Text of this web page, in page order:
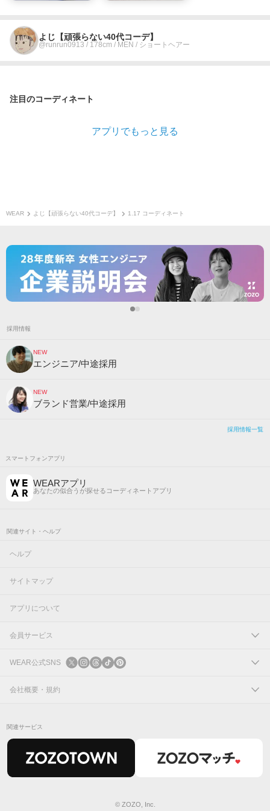
よじ【頑張らない40代コーデ】
@runrun0913 / 178cm / MEN / ショートヘアー
注目のコーディネート
アプリでもっと見る
WEAR よじ【頑張らない40代コーデ】 1.17 コーディネート
採用情報
NEW
エンジニア/中途採用
NEW
ブランド営業/中途採用
採用情報一覧
スマートフォンアプリ
WEARアプリ
あなたの似合うが探せるコーディネートアプリ
関連サイト・ヘルプ
ヘルプ
サイトマップ
アプリについて
会員サービス
ログイン
新規会員登録
WEAR公式SNS
X
会社概要・規約
関連サービス
© ZOZO, Inc.